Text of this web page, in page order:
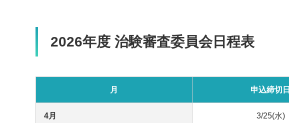
2026年度 治験審査委員会日程表
月 申込締切日
4月 3/25(水)